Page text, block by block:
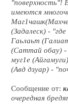
"поверхность"!
имеются
(Задалеск) -
Гаьлаьт
(Саттай обау) -
муг1е
(Авд дзуар) -
Сообщение от:
очередная